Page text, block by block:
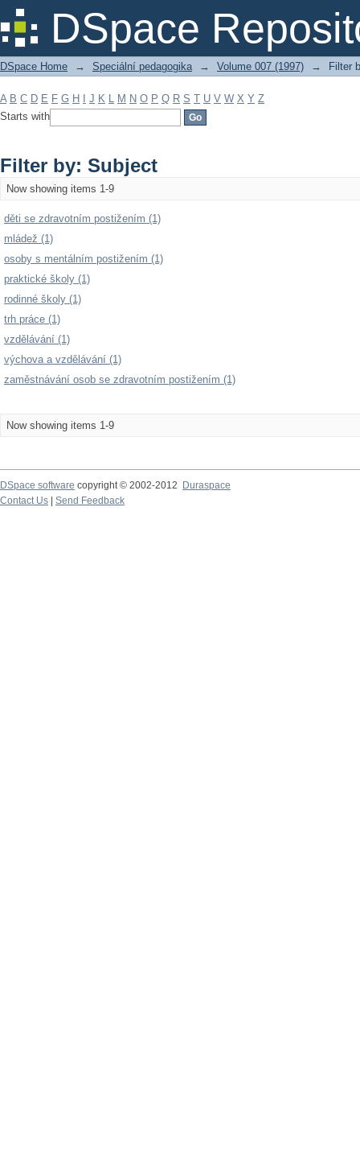
DSpace
Filter by: Subject
DSpace Home → Speciální pedagogika → Volume 007 (1997) → Filter
A B C D E F G H J K L M N O P Q R S T U V W X Y Z
Starts with
Filter by: Subject
Now showing items 1-9
děti se zdravotním postižením (1)
mládež (1)
osoby s mentálním postižením (1)
praktické školy (1)
rodinné školy (1)
trh práce (1)
vzdělávání (1)
výchova a vzdělávání (1)
zaměstnávání osob se zdravotním postižením (1)
Now showing items 1-9
DSpace software copyright © 2002-2012
Duraspace
Contact Us
Send Feedback